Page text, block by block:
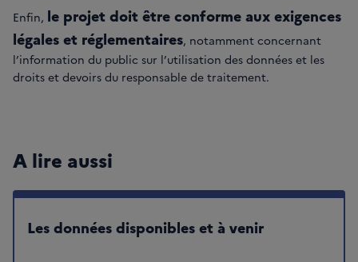
Enfin, le projet doit être conforme aux exigences
légales et réglementaires, notamment concernant
l’information du public sur l’utilisation des données et les
droits et devoirs du responsable de traitement.
A lire aussi
Les données disponibles et à venir